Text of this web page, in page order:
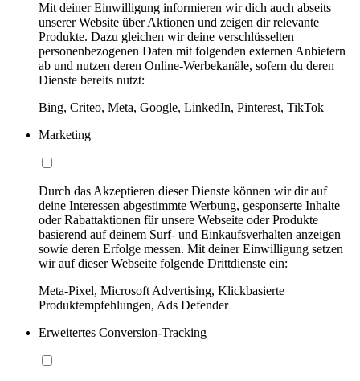
Mit deiner Einwilligung informieren wir dich auch abseits
unserer Website über Aktionen und zeigen dir relevante
Produkte. Dazu gleichen wir deine verschlüsselten
personenbezogenen Daten mit folgenden externen Anbietern
ab und nutzen deren Online-Werbekanäle, sofern du deren
Dienste bereits nutzt:
Bing, Criteo, Meta, Google, LinkedIn, Pinterest, TikTok
Marketing
Durch das Akzeptieren dieser Dienste können wir dir auf
deine Interessen abgestimmte Werbung, gesponserte Inhalte
oder Rabattaktionen für unsere Webseite oder Produkte
basierend auf deinem Surf- und Einkaufsverhalten anzeigen
sowie deren Erfolge messen. Mit deiner Einwilligung setzen
wir auf dieser Webseite folgende Drittdienste ein:
Meta-Pixel, Microsoft Advertising, Klickbasierte
Produktempfehlungen, Ads Defender
Erweitertes Conversion-Tracking